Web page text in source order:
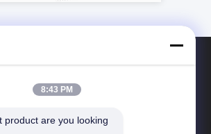
Intelligence
Ltd.
8:43 PM
product are you looking